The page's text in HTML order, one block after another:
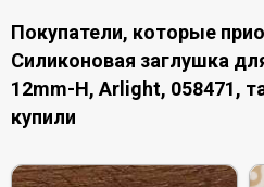
Покупатели, которые
Силиконовая заглушка
12mm-H, Arlight, 058471,
купили